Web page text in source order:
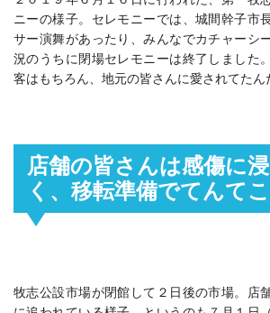
ニーの様子。セレモニーでは、城間幹子市
サー演舞があったり、みんなでカチャーシ
況のうちに閉場セレモニーは終了しました
客はもちろん、地元の皆さんに愛されてたん
店舗の皆さんは感傷に
く、移転準備でてんてこ
牧志公設市場が閉館して２日後の市場。店